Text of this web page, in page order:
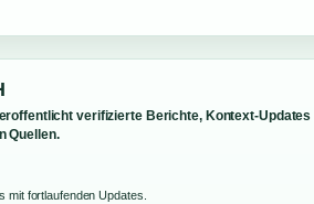
verifizierte Berichte, Kontext-Updates
Quellen.
mit fortlaufenden Updates.